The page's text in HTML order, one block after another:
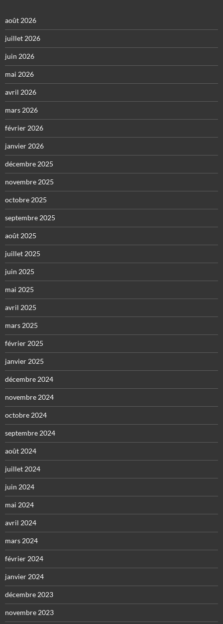
août 2026
juillet 2026
juin 2026
mai 2026
avril 2026
mars 2026
février 2026
janvier 2026
décembre 2025
novembre 2025
octobre 2025
septembre 2025
août 2025
juillet 2025
juin 2025
mai 2025
avril 2025
mars 2025
février 2025
janvier 2025
décembre 2024
novembre 2024
octobre 2024
septembre 2024
août 2024
juillet 2024
juin 2024
mai 2024
avril 2024
mars 2024
février 2024
janvier 2024
décembre 2023
novembre 2023